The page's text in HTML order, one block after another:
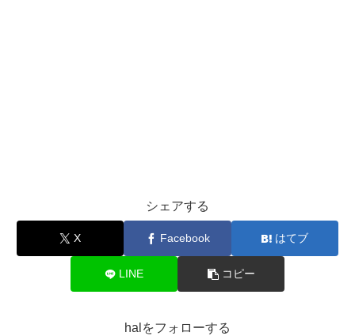
シェアする
X Facebook はてブ
LINE コピー
halをフォローする